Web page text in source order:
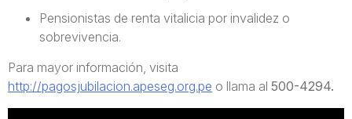
Pensionistas de renta vitalicia por invalidez o
sobrevivencia.
Para mayor información, visita
http://pagosjubilacion.apeseg.org.pe o llama al 500-4294.